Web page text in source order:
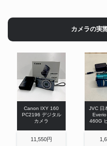
カメラの実
Canon IXY 160
PC2196 デジタル
カメラ
11,550円
JVC 日
460G